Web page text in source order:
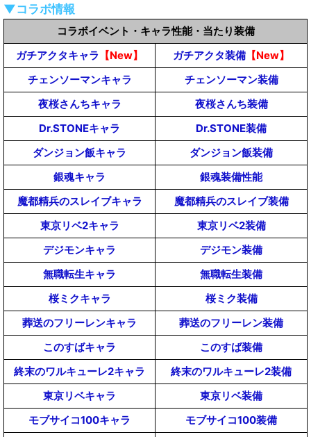
▼コラボ情報
コラボイベント・キャラ性能・当たり装備
ガチアクタキャラ 【New】 ガチアクタ装備 【New】
チェンソーマンキャラ
チェンソーマン装備
夜桜さんちキャラ
夜桜さんち装備
Dr.STONEキャラ
Dr.STONE装備
ダンジョン飯キャラ
ダンジョン飯装備
銀魂キャラ
銀魂装備性能
魔都精兵のスレイブキャラ
魔都精兵のスレイブ装備
東京リベ2キャラ
東京リベ2装備
デジモンキャラ
デジモン装備
無職転生キャラ
無職転生装備
桜ミクキャラ
桜ミク装備
葬送のフリーレンキャラ
葬送のフリーレン装備
このすばキャラ
このすば装備
終末のワルキューレ2キャラ
終末のワルキューレ2装備
東京リベキャラ
東京リベ装備
モブサイコ100キャラ
モブサイコ100装備